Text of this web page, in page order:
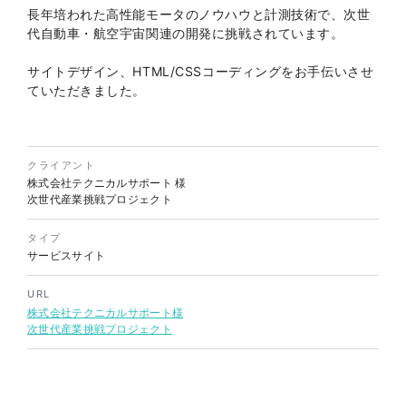
#イラスト
#エコ・環境
株式会社三共様 ドリップコー
ヒーパッケージ
長年培われた高性能モータのノウハウと計測技術で、次世
代自動車・航空宇宙関連の開発に挑戦されています。
サイトデザイン、HTML/CSSコーディングをお手伝いさせ
ていただきました。
クライアント
株式会社テクニカルサポート 様
次世代産業挑戦プロジェクト
タイプ
サービスサイト
URL
株式会社テクニカルサポート様
次世代産業挑戦プロジェクト